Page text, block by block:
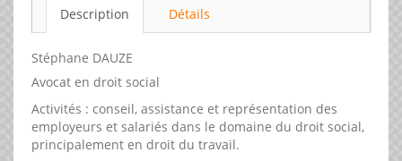
Description Détails
Stéphane DAUZE
Avocat en droit social
Activités : conseil, assistance et représentation des
employeurs et salariés dans le domaine du droit social,
principalement en droit du travail.